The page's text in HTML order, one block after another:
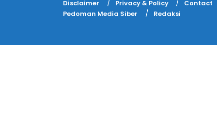
Disclaimer Privacy & Policy
Contact
Pedoman Media Siber
Redaksi